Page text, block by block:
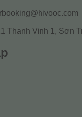
Thanh Vinh 1, Sơn